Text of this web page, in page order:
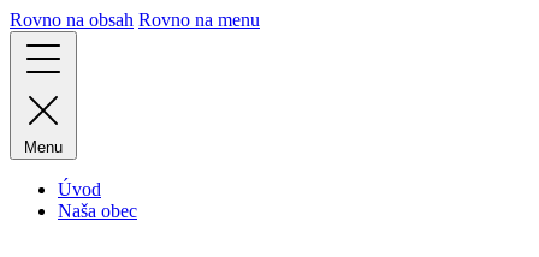
Rovno na obsah Rovno na menu
Menu
Úvod
Naša obec